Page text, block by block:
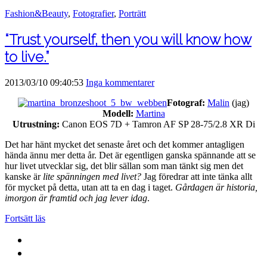
Fashion&Beauty, Fotografier, Porträtt
“Trust yourself, then you will know how
to live.”
2013/03/10 09:40:53 Inga kommentarer
Fotograf: Malin (jag)
Modell: Martina
Utrustning: Canon EOS 7D + Tamron AF SP 28-75/2.8 XR Di
Det har hänt mycket det senaste året och det kommer antagligen
hända ännu mer detta år. Det är egentligen ganska spännande att se
hur livet utvecklar sig, det blir sällan som man tänkt sig men det
kanske är lite spänningen med livet? Jag föredrar att inte tänka allt
för mycket på detta, utan att ta en dag i taget. Gårdagen är historia,
imorgon är framtid och jag lever idag.
Fortsätt läs